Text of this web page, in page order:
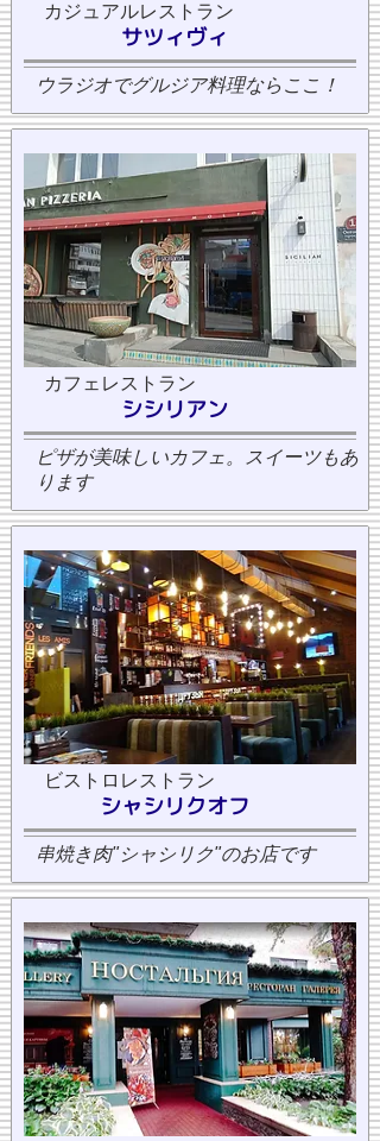
カジュアルレストラン
サツィヴィ
ウラジオでグルジア料理ならここ！
カフェレストラン
シシリアン
ピザが美味しいカフェ。スイーツもあ
ります
ビストロレストラン
シャシリクオフ
串焼き肉"シャシリク"のお店です